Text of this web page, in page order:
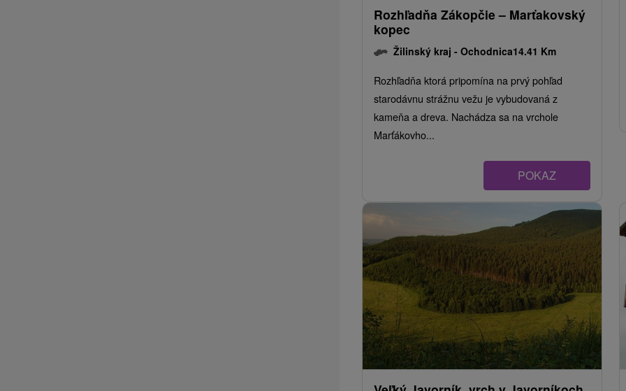
Rozhľadňa Zákopčie – Marťakovský
kopec
Žilinský kraj - Ochodnica14.41 Km
Rozhľadňa ktorá pripomína na prvý pohľad
starodávnu strážnu vežu je vybudovaná z
kameňa a dreva. Nachádza sa na vrchole
Marťákovho...
POKAZ